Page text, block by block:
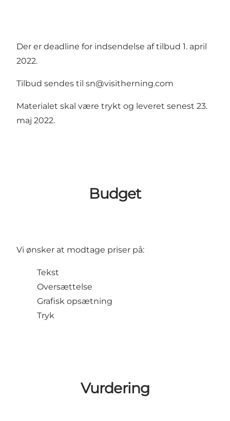
Der er deadline for indsendelse af tilbud 1. april
2022.
Tilbud sendes til sn@visitherning.com
Materialet skal være trykt og leveret senest 23.
maj 2022.
Budget
Vi ønsker at modtage priser på:
Tekst
Oversættelse
Grafisk opsætning
Tryk
Vurdering